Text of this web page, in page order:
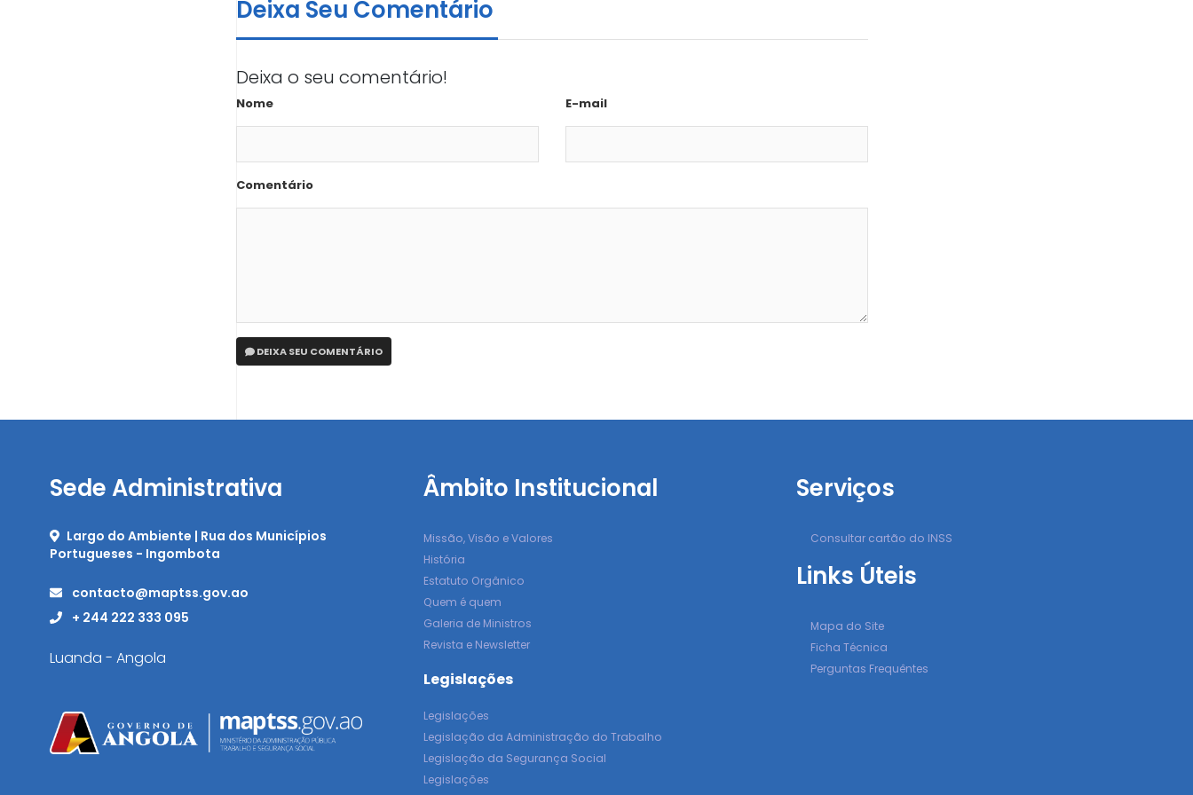
Deixa Seu Comentário
Deixa o seu comentário!
Nome E-mail
Comentário
DEIXA SEU COMENTÁRIO
Sede Administrativa
Largo do Ambiente | Rua dos Municípios
Portugueses - Ingombota
contacto@maptss.gov.ao
+ 244 222 333 095
Luanda - Angola
Âmbito Institucional
Missão, Visão e Valores
História
Estatuto Orgânico
Quem é quem
Galeria de Ministros
Revista e Newsletter
Legislações
Legislações
Legislação da Administração do Trabalho
Legislação da Segurança Social
Legislações
Serviços
Consultar cartão do INSS
Links Úteis
Mapa do Site
Ficha Técnica
Perguntas Frequêntes